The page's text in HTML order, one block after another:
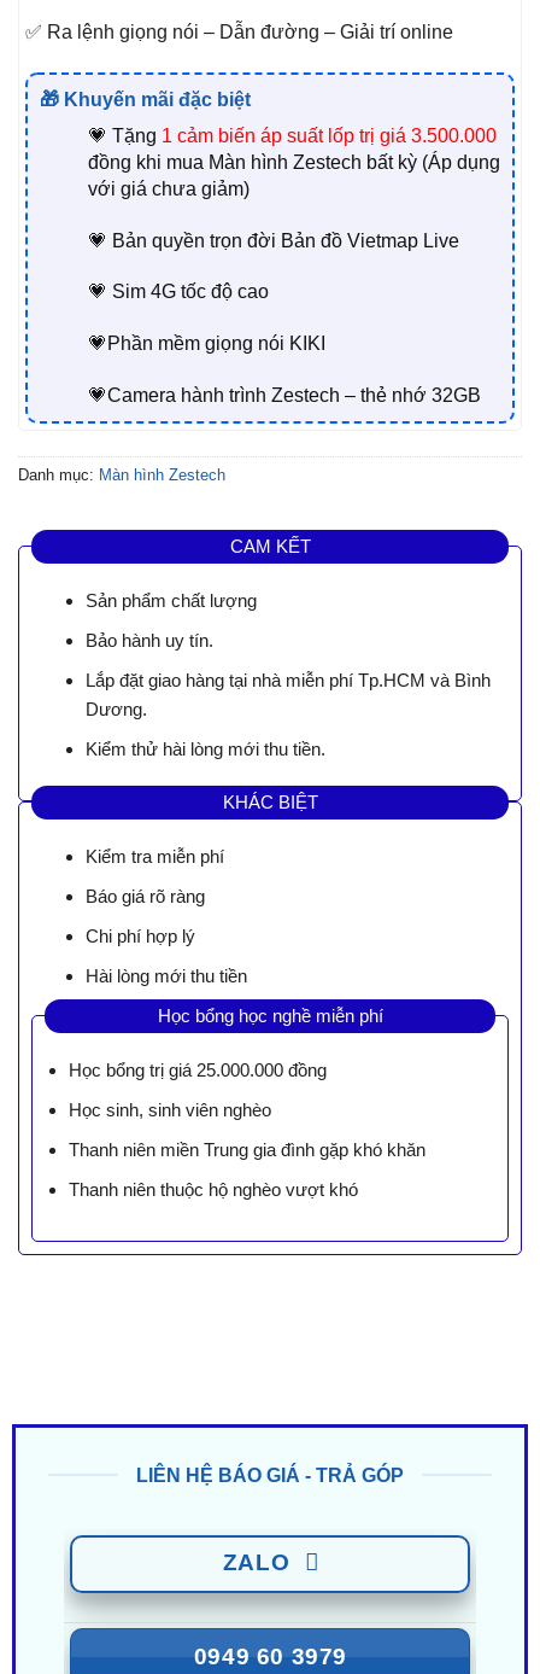
✅ Ra lệnh giọng nói – Dẫn đường – Giải trí online
🎁 Khuyến mãi đặc biệt
💗 Tặng 1 cảm biến áp suất lốp trị giá 3.500.000
đồng khi mua Màn hình Zestech bất kỳ (Áp dụng
với giá chưa giảm)
💗 Bản quyền trọn đời Bản đồ Vietmap Live
💗 Sim 4G tốc độ cao
💗Phần mềm giọng nói KIKI
💗Camera hành trình Zestech – thẻ nhớ 32GB
Danh mục: Màn hình Zestech
CAM KẾT
Sản phẩm chất lượng
Bảo hành uy tín.
Lắp đặt giao hàng tại nhà miễn phí Tp.HCM và Bình
Dương.
Kiểm thử hài lòng mới thu tiền.
KHÁC BIỆT
Kiểm tra miễn phí
Báo giá rõ ràng
Chi phí hợp lý
Hài lòng mới thu tiền
Học bổng học nghề miễn phí
Học bổng trị giá 25.000.000 đồng
Học sinh, sinh viên nghèo
Thanh niên miền Trung gia đình gặp khó khăn
Thanh niên thuộc hộ nghèo vượt khó
LIÊN HỆ BÁO GIÁ - TRẢ GÓP
ZALO